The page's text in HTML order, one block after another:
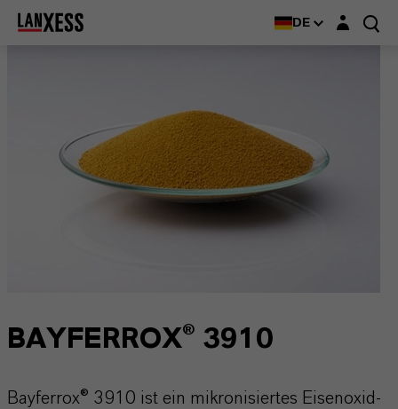
DE Login-Maske
BAYFERROX® 3910
Bayferrox® 3910 ist ein mikronisiertes Eisenoxid-